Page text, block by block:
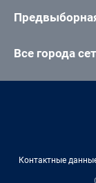
Все города
Контактные